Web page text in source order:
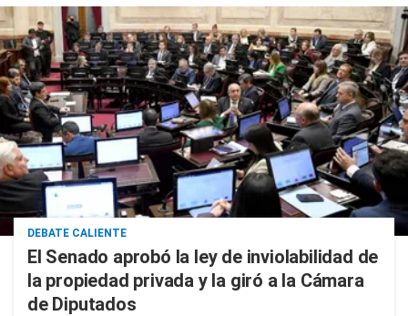
DEBATE CALIENTE
El Senado aprobó la ley de inviolabilidad de
la propiedad privada y la giró a la Cámara
de Diputados